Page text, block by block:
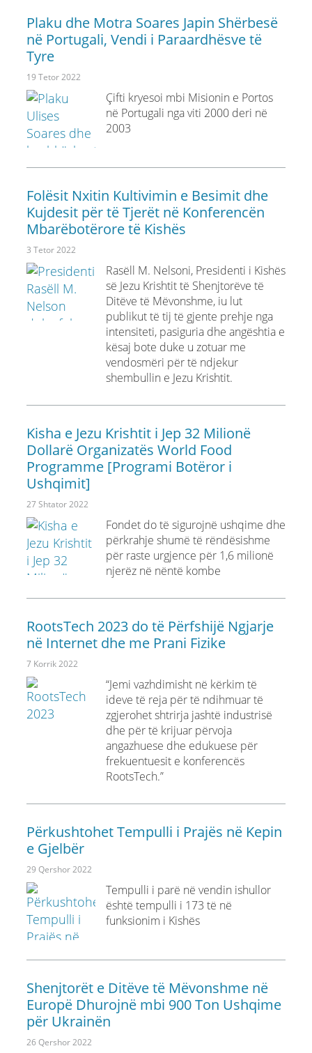
Plaku dhe Motra Soares Japin Shërbesë
në Portugali, Vendi i Paraardhësve të
Tyre
19 Tetor 2022
Çifti kryesoi mbi Misionin e Portos
në Portugali nga viti 2000 deri në
2003
Folësit Nxitin Kultivimin e Besimit dhe
Kujdesit për të Tjerët në Konferencën
Mbarëbotërore të Kishës
3 Tetor 2022
Rasëll M. Nelsoni, Presidenti i Kishës
së Jezu Krishtit të Shenjtorëve të
Ditëve të Mëvonshme, iu lut
publikut të tij të gjente prehje nga
intensiteti, pasiguria dhe angështia e
kësaj bote duke u zotuar me
vendosmëri për të ndjekur
shembullin e Jezu Krishtit.
Kisha e Jezu Krishtit i Jep 32 Milionë
Dollarë Organizatës World Food
Programme [Programi Botëror i
Ushqimit]
27 Shtator 2022
Fondet do të sigurojnë ushqime dhe
përkrahje shumë të rëndësishme
për raste urgjence për 1,6 milionë
njerëz në nëntë kombe
RootsTech 2023 do të Përfshijë Ngjarje
në Internet dhe me Prani Fizike
7 Korrik 2022
“Jemi vazhdimisht në kërkim të
ideve të reja për të ndihmuar të
zgjerohet shtrirja jashtë industrisë
dhe për të krijuar përvoja
angazhuese dhe edukuese për
frekuentuesit e konferencës
RootsTech.”
Përkushtohet Tempulli i Prajës në Kepin
e Gjelbër
29 Qershor 2022
Tempulli i parë në vendin ishullor
është tempulli i 173 të në
funksionim i Kishës
Shenjtorët e Ditëve të Mëvonshme në
Europë Dhurojnë mbi 900 Ton Ushqime
për Ukrainën
26 Qershor 2022